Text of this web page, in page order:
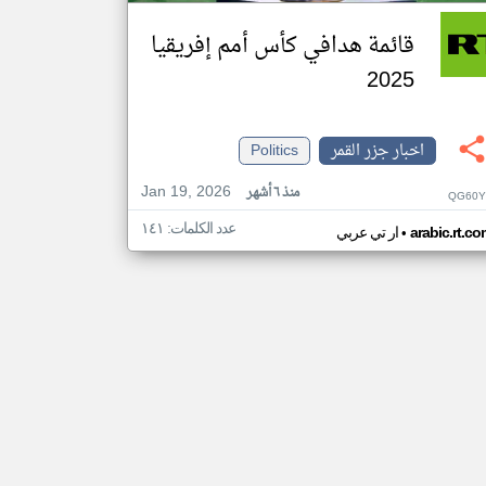
قائمة هدافي كأس أمم إفريقيا
2025
اخبار جزر القمر
Politics
Jan 19, 2026
منذ ٦ أشهر
ار تي عربي• عدد الكلمات: ١٤١